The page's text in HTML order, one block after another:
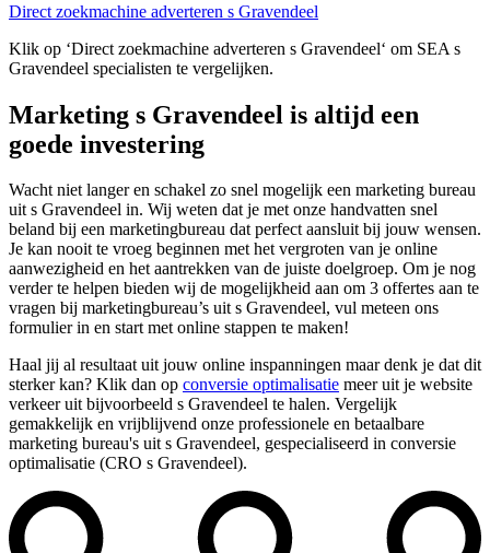
Direct zoekmachine adverteren s Gravendeel
Klik op ‘Direct zoekmachine adverteren s Gravendeel‘ om SEA s
Gravendeel specialisten te vergelijken.
Marketing s Gravendeel is altijd een
goede investering
Wacht niet langer en schakel zo snel mogelijk een marketing bureau
uit s Gravendeel in. Wij weten dat je met onze handvatten snel
beland bij een marketingbureau dat perfect aansluit bij jouw wensen.
Je kan nooit te vroeg beginnen met het vergroten van je online
aanwezigheid en het aantrekken van de juiste doelgroep. Om je nog
verder te helpen bieden wij de mogelijkheid aan om 3 offertes aan te
vragen bij marketingbureau’s uit s Gravendeel, vul meteen ons
formulier in en start met online stappen te maken!
Haal jij al resultaat uit jouw online inspanningen maar denk je dat dit
sterker kan? Klik dan op conversie optimalisatie meer uit je website
verkeer uit bijvoorbeeld s Gravendeel te halen. Vergelijk
gemakkelijk en vrijblijvend onze professionele en betaalbare
marketing bureau's uit s Gravendeel, gespecialiseerd in conversie
optimalisatie (CRO s Gravendeel).